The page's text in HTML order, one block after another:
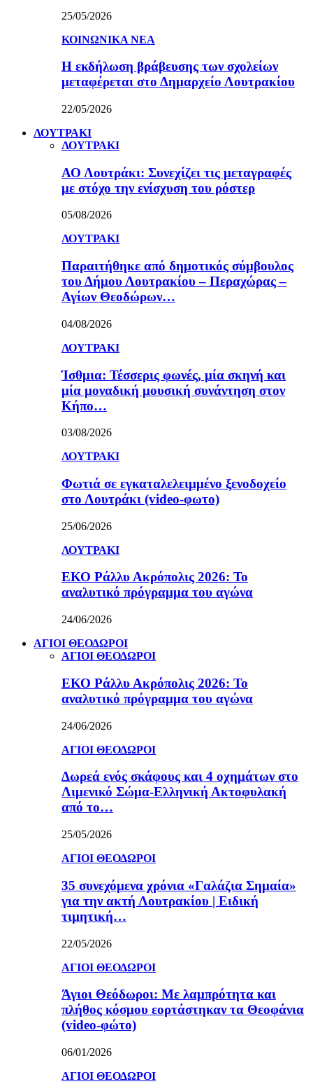
25/05/2026
ΚΟΙΝΩΝΙΚΑ ΝΕΑ
Η εκδήλωση βράβευσης των σχολείων
μεταφέρεται στο Δημαρχείο Λουτρακίου
22/05/2026
ΛΟΥΤΡΑΚΙ
ΛΟΥΤΡΑΚΙ
ΑΟ Λουτράκι: Συνεχίζει τις μεταγραφές
με στόχο την ενίσχυση του ρόστερ
05/08/2026
ΛΟΥΤΡΑΚΙ
Παραιτήθηκε από δημοτικός σύμβουλος
του Δήμου Λουτρακίου – Περαχώρας –
Αγίων Θεοδώρων…
04/08/2026
ΛΟΥΤΡΑΚΙ
Ίσθμια: Τέσσερις φωνές, μία σκηνή και
μία μοναδική μουσική συνάντηση στον
Κήπο…
03/08/2026
ΛΟΥΤΡΑΚΙ
Φωτιά σε εγκαταλελειμμένο ξενοδοχείο
στο Λουτράκι (video-φωτο)
25/06/2026
ΛΟΥΤΡΑΚΙ
ΕΚΟ Ράλλυ Ακρόπολις 2026: Το
αναλυτικό πρόγραμμα του αγώνα
24/06/2026
ΑΓΙΟΙ ΘΕΟΔΩΡΟΙ
ΑΓΙΟΙ ΘΕΟΔΩΡΟΙ
ΕΚΟ Ράλλυ Ακρόπολις 2026: Το
αναλυτικό πρόγραμμα του αγώνα
24/06/2026
ΑΓΙΟΙ ΘΕΟΔΩΡΟΙ
Δωρεά ενός σκάφους και 4 οχημάτων στο
Λιμενικό Σώμα-Ελληνική Ακτοφυλακή
από το…
25/05/2026
ΑΓΙΟΙ ΘΕΟΔΩΡΟΙ
35 συνεχόμενα χρόνια «Γαλάζια Σημαία»
για την ακτή Λουτρακίου | Ειδική
τιμητική…
22/05/2026
ΑΓΙΟΙ ΘΕΟΔΩΡΟΙ
Άγιοι Θεόδωροι: Με λαμπρότητα και
πλήθος κόσμου εορτάστηκαν τα Θεοφάνια
(video-φώτο)
06/01/2026
ΑΓΙΟΙ ΘΕΟΔΩΡΟΙ